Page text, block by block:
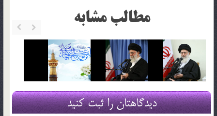
مطالب مشابه
دیدگاهتان را ثبت کنید